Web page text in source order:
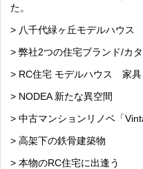
た。
> 八千代緑ヶ丘モデルハウス
> 弊社2つの住宅ブランド/カ
> RC住宅 モデルハウス 家具
> NODEA 新たな異空間
> 中古マンションリノベ「
> 高架下の鉄骨建築物
> 本物のRC住宅に出逢う